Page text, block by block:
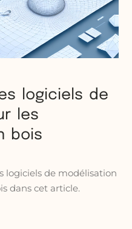
logiciels de
les
bois
logiciels de modélisation
dans cet article.